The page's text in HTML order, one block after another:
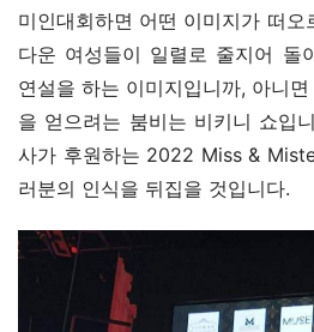
l
a
y
u
t
e
미인대회하면 어떤 이미지가 떠오
다운 여성들이 일렬로 줄지어 돌
연설을 하는 이미지입니까, 아니
을 얻으려는 붐비는 비키니 쇼입
사가 후원하는 2022 Miss &
러분의 인식을 뒤집을 것입니다.